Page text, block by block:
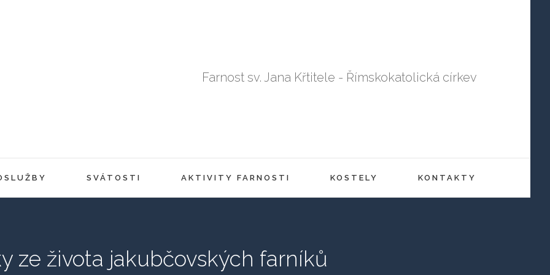
Farnost sv. Jana Křtitele - Římskokatolická církev
SVÁTOSTI AKTIVITY FARNOSTI KOSTELY KONTAKTY
ze života jakubčovských farníků